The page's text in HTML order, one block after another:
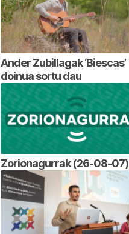
Ander Zubillagak ‘Biescas’
doinua sortu dau
Zorionagurrak (26-08-07)